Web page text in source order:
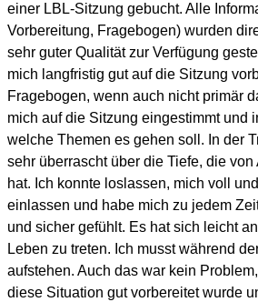
einer LBL-Sitzung gebucht. Alle
Vorbereitung, Fragebogen) wurden
sehr guter Qualität zur Verfügung
mich langfristig gut auf die Sitzung
Fragebogen, wenn auch nicht primär
mich auf die Sitzung eingestimmt und
welche Themen es gehen soll. In der
sehr überrascht über die Tiefe, die
hat. Ich konnte loslassen, mich voll
einlassen und habe mich zu jedem
und sicher gefühlt. Es hat sich leicht
Leben zu treten. Ich musst während
aufstehen. Auch das war kein
diese Situation gut vorbereitet wurde